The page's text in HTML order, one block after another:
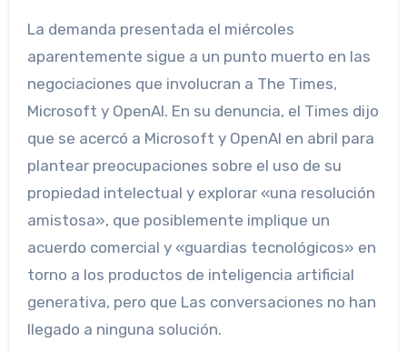
La demanda presentada el miércoles
aparentemente sigue a un punto muerto en las
negociaciones que involucran a The Times,
Microsoft y OpenAI. En su denuncia, el Times dijo
que se acercó a Microsoft y OpenAI en abril para
plantear preocupaciones sobre el uso de su
propiedad intelectual y explorar «una resolución
amistosa», que posiblemente implique un
acuerdo comercial y «guardias tecnológicos» en
torno a los productos de inteligencia artificial
generativa, pero que Las conversaciones no han
llegado a ninguna solución.